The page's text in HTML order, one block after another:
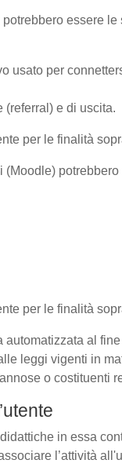
essere le
usato per
e di uscita.
per le finalità
per le finalità
automatizzata al
leggi vigenti in
o costituenti
in essa
l’attività